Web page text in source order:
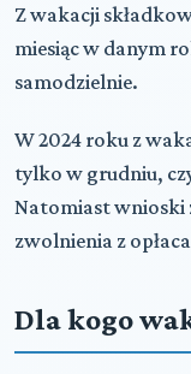
Z wakacji
miesiąc w danym
samodzielnie.
W 2024 roku z
tylko w grudniu,
Natomiast wnioski
zwolnienia z
Dla kogo